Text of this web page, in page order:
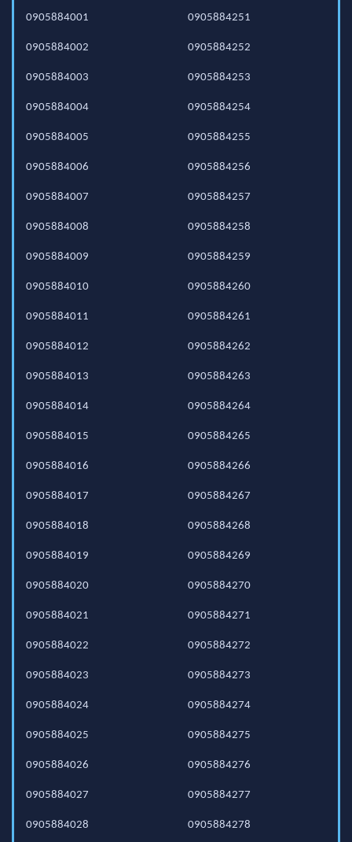
0905884001
0905884002
0905884003
0905884004
0905884005
0905884006
0905884007
0905884008
0905884009
0905884010
0905884011
0905884012
0905884013
0905884014
0905884015
0905884016
0905884017
0905884018
0905884019
0905884020
0905884021
0905884022
0905884023
0905884024
0905884025
0905884026
0905884027
0905884028
0905884251
0905884252
0905884253
0905884254
0905884255
0905884256
0905884257
0905884258
0905884259
0905884260
0905884261
0905884262
0905884263
0905884264
0905884265
0905884266
0905884267
0905884268
0905884269
0905884270
0905884271
0905884272
0905884273
0905884274
0905884275
0905884276
0905884277
0905884278